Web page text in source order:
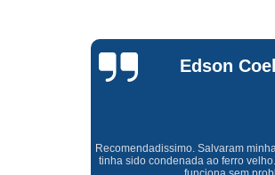
Uma empresa á 41 anos no
cliente ótimo atendimento com